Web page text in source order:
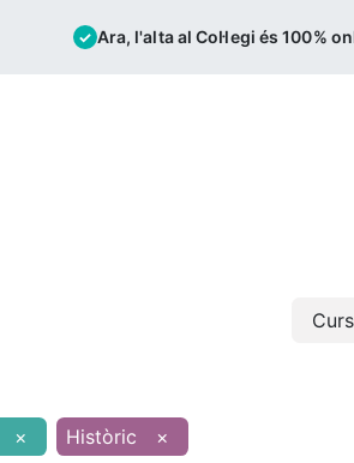
✓ Ara, l'alta al Col·legi és 100%
× Històric ×